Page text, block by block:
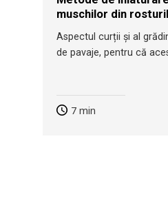
muschilor din
Aspectul curții și al
de pavaje, pentru că
7 min